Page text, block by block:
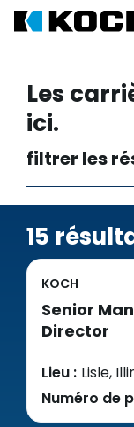
Les
ici.
filtrer les
15
KOCH
Senior
Director
Lieu : Lisle,
Numéro de